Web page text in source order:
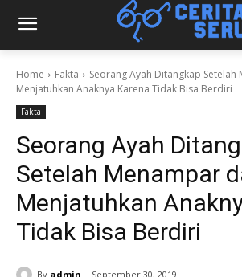
Home Fakta
Seorang Ayah Ditangkap Setelah
Menjatuhkan Anaknya Karena Tidak Bisa Berdiri
Fakta
Seorang Ayah
Setelah Menampar
Menjatuhkan
Tidak Bisa Berdiri
By admin September 30, 2019